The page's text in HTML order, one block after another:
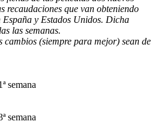
recaudaciones que van obteniendo
España y Estados Unidos. Dicha
las semanas.
cambios (siempre para mejor) sean de
semana
semana